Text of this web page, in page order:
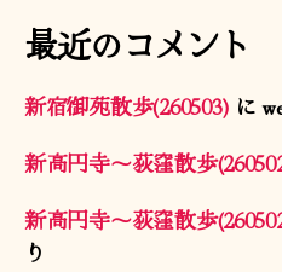
最近のコメント
新宿御苑散歩(260503) に
新高円寺〜荻窪散歩
新高円寺〜荻窪散歩
り